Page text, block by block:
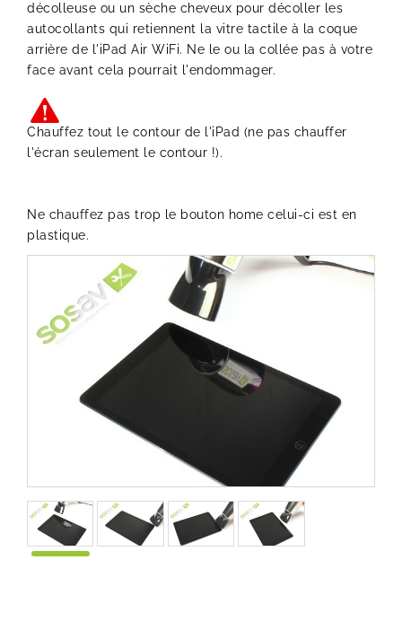
décolleuse ou un sèche cheveux pour décoller les
autocollants qui retiennent la vitre tactile à la coque
arrière de l'iPad Air WiFi. Ne le ou la collée pas à votre
face avant cela pourrait l'endommager.
Chauffez tout le contour de l'iPad (ne pas chauffer
l'écran seulement le contour !).
Ne chauffez pas trop le bouton home celui-ci est en
plastique.